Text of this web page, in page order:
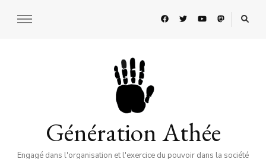
Génération Athée
Engagé dans l'organisation et l'exercice du pouvoir dans la société